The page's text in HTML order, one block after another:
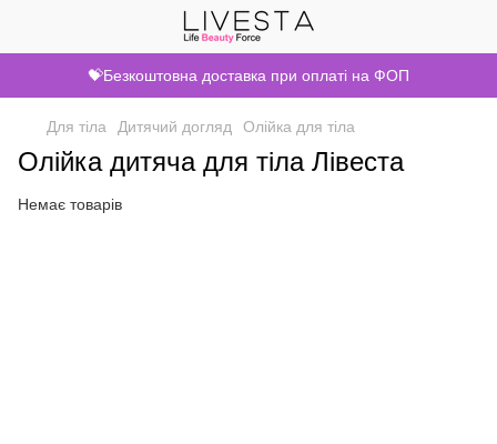
💝Безкоштовна доставка при оплаті на ФОП
Для тіла Дитячий догляд Олійка для тіла
Олійка дитяча для тіла Лівеста
Немає товарів